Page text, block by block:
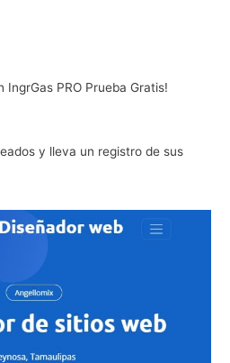
PRO Prueba Gratis!
y lleva un registro de sus